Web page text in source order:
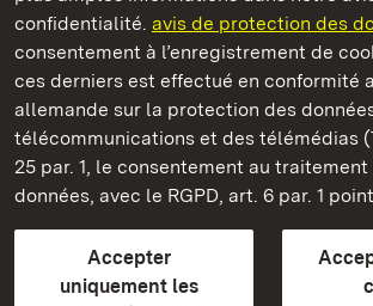
confidentialité. avis de protection des
consentement à l’enregistrement de
ces derniers est effectué en conformité
allemande sur la protection des
télécommunications et des télémédias
25 par. 1, le consentement au
données, avec le RGPD, art. 6 par. 1
Accepter
uniquement les
Châteaux et jardins publics du Bade-
Contact et informationsFAQ et réponses
Protection des données
Explications sur l’accessibilité
BITV-konform (geprüfte Seiten)
plus loin